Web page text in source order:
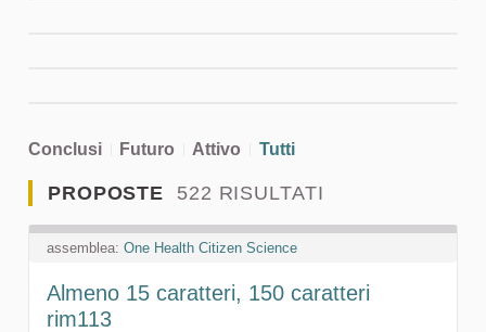
Conclusi Futuro Attivo Tutti
PROPOSTE 522 RISULTATI
assemblea: One Health Citizen Science
Almeno 15 caratteri, 150 caratteri
rim113